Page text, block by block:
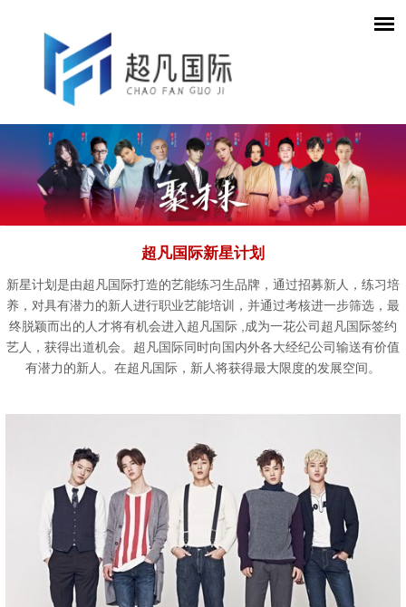
超凡国际新星计划
新星计划是由超凡国际打造的艺能练习生品牌，通过招募新人，练习培
养，对具有潜力的新人进行职业艺能培训，并通过考核进一步筛选，最
终脱颖而出的人才将有机会进入超凡国际 ,成为一花公司超凡国际签约
艺人，获得出道机会。超凡国际同时向国内外各大经纪公司输送有价值
有潜力的新人。在超凡国际，新人将获得最大限度的发展空间。